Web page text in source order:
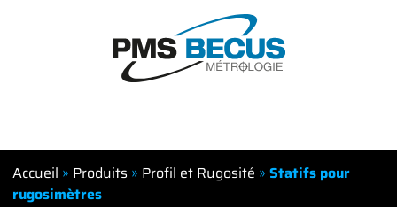
Accueil » Produits » Profil et Rugosité » Statifs pour
rugosimètres